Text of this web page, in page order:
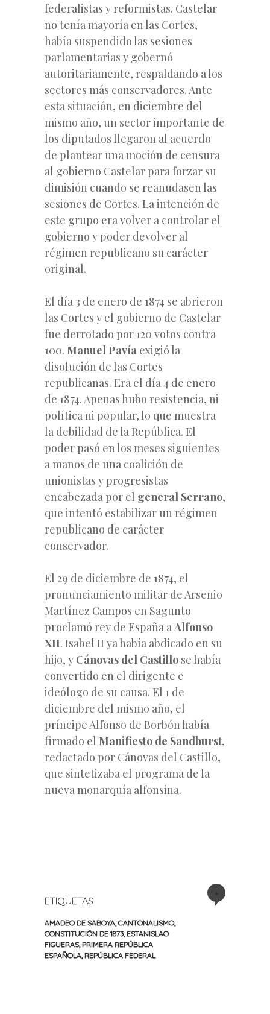
federalistas y reformistas. Castelar
no tenía mayoría en las Cortes,
había suspendido las sesiones
parlamentarias y gobernó
autoritariamente, respaldando a los
sectores más conservadores. Ante
esta situación, en diciembre del
mismo año, un sector importante de
los diputados llegaron al acuerdo
de plantear una moción de censura
al gobierno Castelar para forzar su
dimisión cuando se reanudasen las
sesiones de Cortes. La intención de
este grupo era volver a controlar el
gobierno y poder devolver al
régimen republicano su carácter
original.
El día 3 de enero de 1874 se abrieron
las Cortes y el gobierno de Castelar
fue derrotado por 120 votos contra
100. Manuel Pavía exigió la
disolución de las Cortes
republicanas. Era el día 4 de enero
de 1874. Apenas hubo resistencia, ni
política ni popular, lo que muestra
la debilidad de la República. El
poder pasó en los meses siguientes
a manos de una coalición de
unionistas y progresistas
encabezada por el general Serrano,
que intentó estabilizar un régimen
republicano de carácter
conservador.
El 29 de diciembre de 1874, el
pronunciamiento militar de Arsenio
Martínez Campos en Sagunto
proclamó rey de España aAlfonso
XII. Isabel II ya había abdicado en su
hijo, y Cánovas del Castillo se había
convertido en el dirigente e
ideólogo de su causa. El 1 de
diciembre del mismo año, el
príncipe Alfonso de Borbón había
firmado el Manifiesto de Sandhurst,
redactado por Cánovas del Castillo,
que sintetizaba el programa de la
nueva monarquía alfonsina.
ETIQUETAS
AMADEO DE SABOYA ,CANTONALISMO,
CONSTITUCIÓN DE 1873, ESTANISLAO
FIGUERAS, PRIMERA REPÚBLICA
ESPAÑOLA REPÚBLICA FEDERAL